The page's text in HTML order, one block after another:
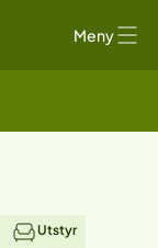
Meny
Utstyr